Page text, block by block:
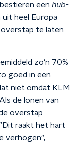
een hub-
uit heel Europa
te laten
zo’n 70%
goed in een
niet omdat KLM
de lonen van
overstap
raakt het hart
verhogen",